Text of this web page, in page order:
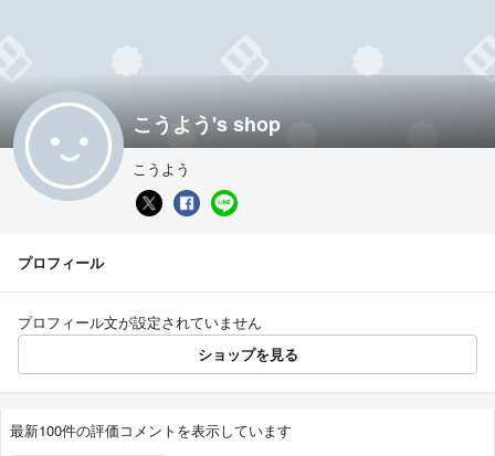
こうよう's shop
こうよう
プロフィール
プロフィール文が設定されていません
ショップを見る
最新100件の評価コメントを表示しています